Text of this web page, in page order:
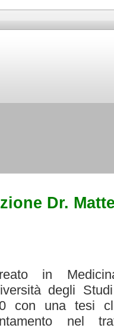
Dr.
in
degli
con una tesi
nel